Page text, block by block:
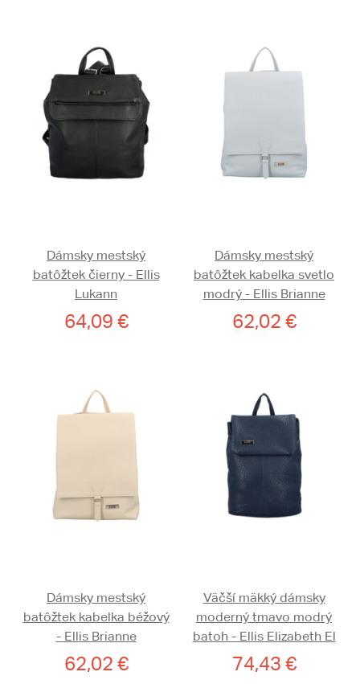
Dámsky mestský
batôžtek čierny - Ellis
Lukann
64,09 €
Dámsky mestský
batôžtek kabelka svetlo
modrý - Ellis Brianne
62,02 €
Dámsky mestský
batôžtek kabelka béžový
- Ellis Brianne
62,02 €
Väčší mäkký dámsky
moderný tmavo modrý
batoh - Ellis Elizabeth El
74,43 €